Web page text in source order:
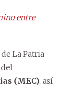
entre
La Patria
(MEC), así